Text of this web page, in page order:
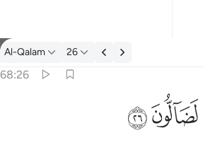
Tafsir: Al-Qalam 68:26
Al-Qalam 26
68:26
فَلَمَّا رَأَوْهَا قَالُوٓا۟ إِنَّا لَضَآلُّونَ ٢٦ ﱹﱺ